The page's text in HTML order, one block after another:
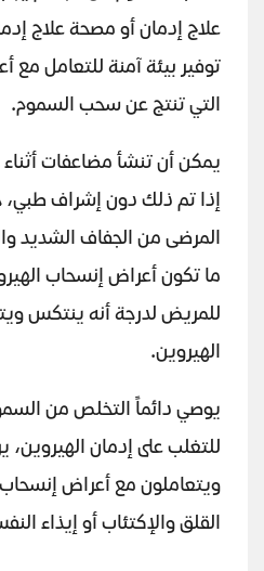
علاج إدمان أو مصحة علاج
توفير بيئة آمنة للتعامل مع
التي تنتج عن سحب السموم.
يمكن أن تنشأ مضاعفات
إذا تم ذلك دون إشراف
المرضى من الجفاف الشديد
ما تكون أعراض إنسحاب
للمريض لدرجة أنه ينتكس
الهيروين.
يوصي دائماً التخلص من
للتغلب على إدمان الهيروين،
ويتعاملون مع أعراض
القلق والإكتئاب أو إيذاء